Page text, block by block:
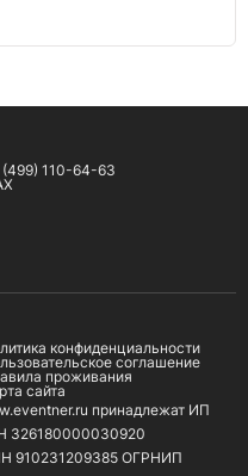
(499) 110-64-63
конфиденциальности
соглашение
проживания
сайта
принадлежат ИП
326180000030920
910231209385 ОГРНИП